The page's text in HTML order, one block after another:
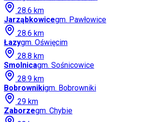
28.6 km
Jarząbkowicegm. Pawłowice
28.6 km
Łazygm. Oświęcim
28.8 km
Smolnicagm. Sośnicowice
28.9 km
Bobrownikigm. Bobrowniki
29 km
Zaborzegm. Chybie